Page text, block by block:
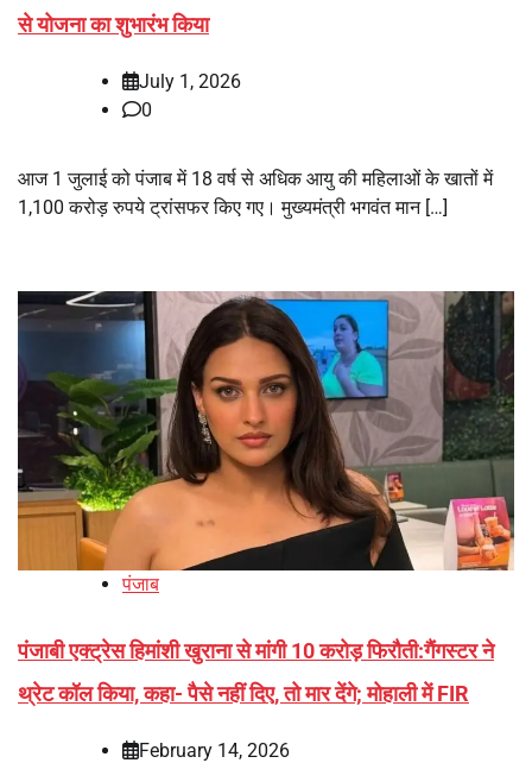
से योजना का शुभारंभ किया
July 1, 2026
0
आज 1 जुलाई को पंजाब में 18 वर्ष से अधिक आयु की महिलाओं के खातों में
1,100 करोड़ रुपये ट्रांसफर किए गए। मुख्यमंत्री भगवंत मान […]
पंजाब
पंजाबी एक्ट्रेस हिमांशी खुराना से मांगी 10 करोड़ फिरौती:गैंगस्टर ने
थ्रेट कॉल किया, कहा- पैसे नहीं दिए, तो मार देंगे; मोहाली में FIR
February 14, 2026